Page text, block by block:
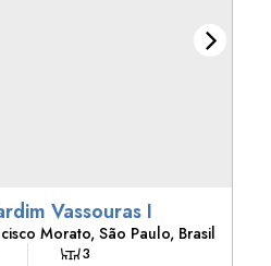
Vassouras I
Morato, São Paulo, Brasil
3